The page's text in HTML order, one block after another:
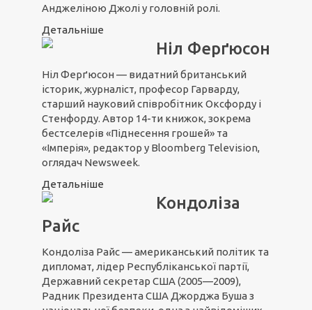
Анджеліною Джолі у головній ролі.
Детальніше
Ніл Ферґюсон
Ніл Ферґюсон — видатний британський
історик, журналіст, професор Гарварду,
старший науковий співробітник Оксфорду і
Стенфорду. Автор 14-ти книжок, зокрема
бестселерів «Піднесення грошей» та
«Імперія», редактор у Bloomberg Television,
оглядач Newsweek.
Детальніше
Кондоліза
Райс
Кондоліза Райс — американський політик та
дипломат, лідер Республіканської партії,
Державний секретар США (2005—2009),
Радник Президента США Джорджа Буша з